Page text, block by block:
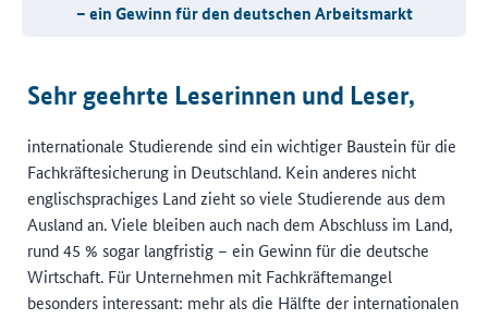
– ein Gewinn für den deutschen Arbeitsmarkt
Sehr geehrte Leserinnen und Leser,
internationale Studierende sind ein wichtiger Baustein für die
Fachkräftesicherung in Deutschland. Kein anderes nicht
englischsprachiges Land zieht so viele Studierende aus dem
Ausland an. Viele bleiben auch nach dem Abschluss im Land,
rund 45 % sogar langfristig – ein Gewinn für die deutsche
Wirtschaft. Für Unternehmen mit Fachkräftemangel
besonders interessant: mehr als die Hälfte der internationalen